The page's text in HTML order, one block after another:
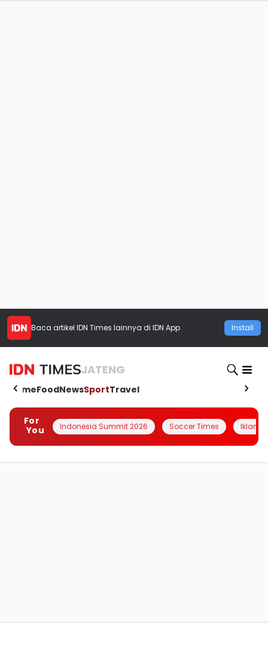
Baca artikel IDN Times lainnya di IDN App Install
JATENG
HomeFoodNewsSportTravel
For
You
Indonesia Summit 2026 Soccer Times Iklanin